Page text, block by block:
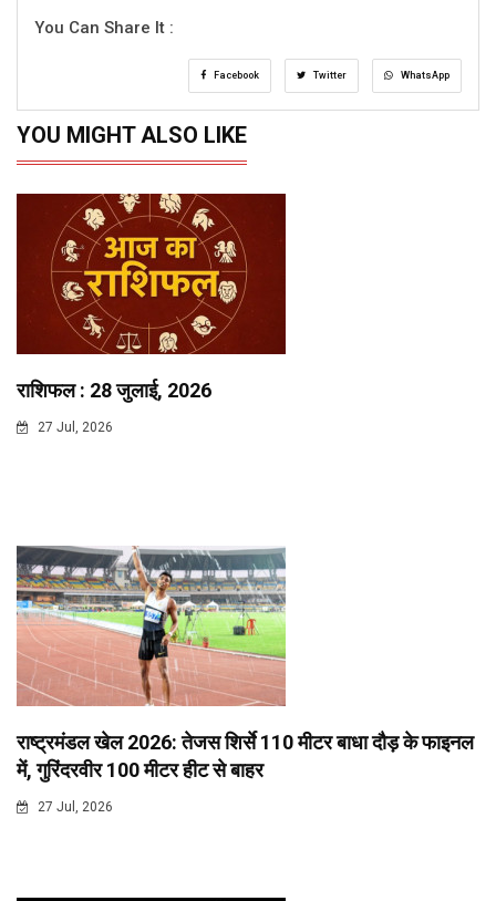
You Can Share It :
Facebook Twitter WhatsApp
YOU MIGHT ALSO LIKE
राशिफल : 28 जुलाई, 2026
27 Jul, 2026
राष्ट्रमंडल खेल 2026: तेजस शिर्से 110 मीटर बाधा दौड़ के फाइनल
में, गुरिंदरवीर 100 मीटर हीट से बाहर
27 Jul, 2026